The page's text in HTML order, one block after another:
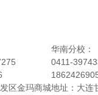
区金玛商城
华南分校：
0411-
地址：大连